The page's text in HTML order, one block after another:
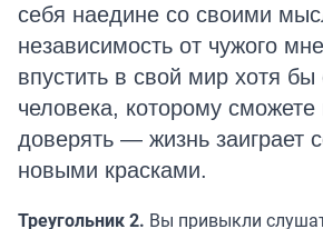
себя наедине со своими
независимость от чужого
впустить в свой мир хотя бы
человека, которому
доверять — жизнь заиграет
новыми красками.
Треугольник 2. Вы привыкли